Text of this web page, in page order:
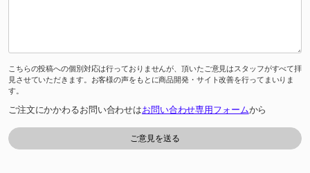
こちらの投稿への個別対応は行っておりませんが、頂いたご意見はスタッフがすべて拝
見させていただきます。お客様の声をもとに商品開発・サイト改善を行ってまいりま
す。
ご注文にかかわるお問い合わせはお問い合わせ専用フォームから